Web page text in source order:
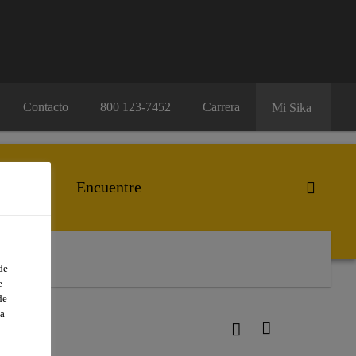
Contacto 800 123-7452 Carrera Mi Sika